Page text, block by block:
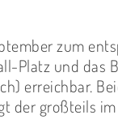
zum
Platz und das
erreichbar.
der großteils